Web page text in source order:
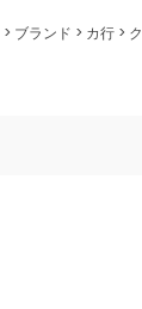
ブランド カ行 ク